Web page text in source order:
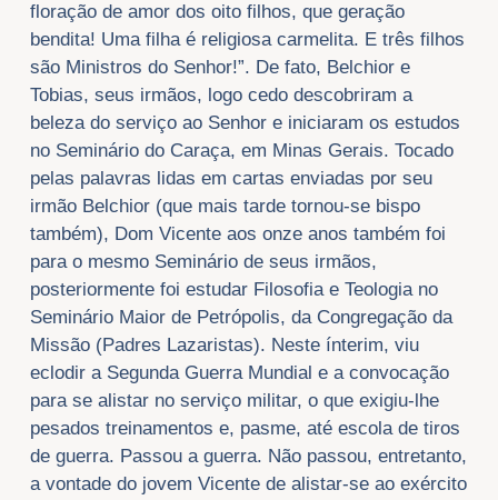
floração de amor dos oito filhos, que geração
bendita! Uma filha é religiosa carmelita. E três filhos
são Ministros do Senhor!”. De fato, Belchior e
Tobias, seus irmãos, logo cedo descobriram a
beleza do serviço ao Senhor e iniciaram os estudos
no Seminário do Caraça, em Minas Gerais. Tocado
pelas palavras lidas em cartas enviadas por seu
irmão Belchior (que mais tarde tornou-se bispo
também), Dom Vicente aos onze anos também foi
para o mesmo Seminário de seus irmãos,
posteriormente foi estudar Filosofia e Teologia no
Seminário Maior de Petrópolis, da Congregação da
Missão (Padres Lazaristas). Neste ínterim, viu
eclodir a Segunda Guerra Mundial e a convocação
para se alistar no serviço militar, o que exigiu-lhe
pesados treinamentos e, pasme, até escola de tiros
de guerra. Passou a guerra. Não passou, entretanto,
a vontade do jovem Vicente de alistar-se ao exército